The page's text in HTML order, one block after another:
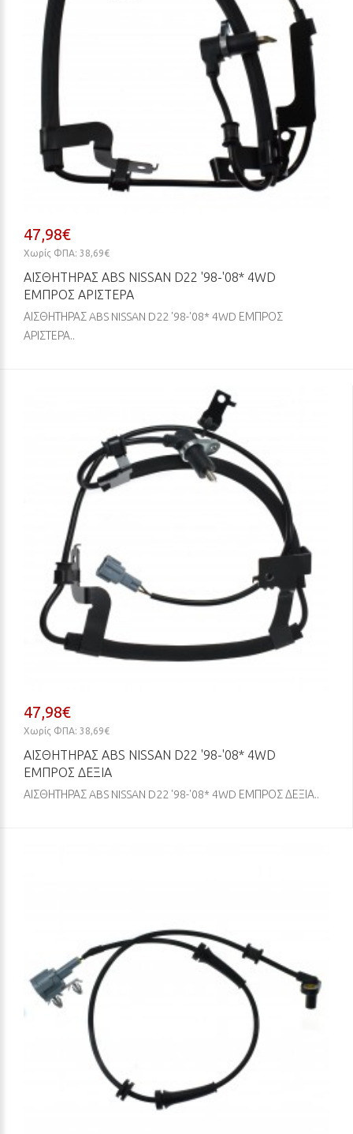
47,98€
Χωρίς ΦΠΑ: 38,69€
ΑΙΣΘΗΤΗΡΑΣ ABS NISSAN D22 '98-'08* 4WD
ΕΜΠΡΟΣ ΑΡΙΣΤΕΡΑ
ΑΙΣΘΗΤΗΡΑΣ ABS NISSAN D22 '98-'08* 4WD ΕΜΠΡΟΣ
ΑΡΙΣΤΕΡΑ..
47,98€
Χωρίς ΦΠΑ: 38,69€
ΑΙΣΘΗΤΗΡΑΣ ABS NISSAN D22 '98-'08* 4WD
ΕΜΠΡΟΣ ΔΕΞΙΑ
ΑΙΣΘΗΤΗΡΑΣ ABS NISSAN D22 '98-'08* 4WD ΕΜΠΡΟΣ ΔΕΞΙΑ..